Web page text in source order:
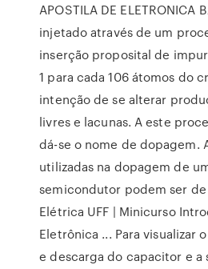
APOSTILA DE ELETRONICA
injetado através de um
inserção proposital de
1 para cada 106 átomos do
intenção de se alterar
livres e lacunas. A este
dá-se o nome de dopagem.
utilizadas na dopagem de
semicondutor podem ser de
Elétrica UFF | Minicurso
Eletrônica ... Para visualizar
e descarga do capacitor e a